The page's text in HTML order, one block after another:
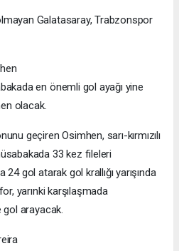
Galatasaray, Trabzonspor
en önemli gol ayağı yine
olacak.
geçiren Osimhen, sarı-kırmızılı
33 kez fileleri
24 gol atarak gol krallığı yarışında
yarınki karşılaşmada
gol arayacak.